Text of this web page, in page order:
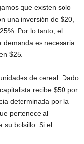
que existen solo
una inversión de $20,
Por lo tanto, el
demanda es necesaria
$25.
de cereal. Dado
recibe $50 por
determinada por la
pertenece al
su bolsillo. Si el